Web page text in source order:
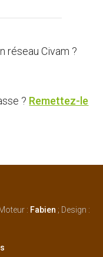
réseau Civam ?
? Remettez-le
: Fabien ; Design :